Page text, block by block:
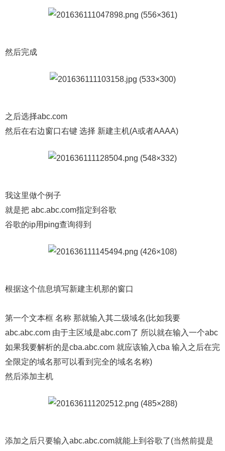
然后完成
之后选择abc.com
然后在右边窗口右键 选择 新建主机(A或者AAAA)
我这里做个例子
就是把 abc.abc.com指定到谷歌
谷歌的ip用ping查询得到
根据这个信息填写新建主机那的窗口
第一个文本框 名称 那就输入其二级域名(比如我要
abc.abc.com 由于主区域是abc.com了 所以就在输入一个abc
如果我要解析的是cba.abc.com 就应该输入cba 输入之后在完
全限定的域名那可以看到完全的域名名称)
然后添加主机
添加之后只要输入abc.abc.com就能上到谷歌了(当然前提是